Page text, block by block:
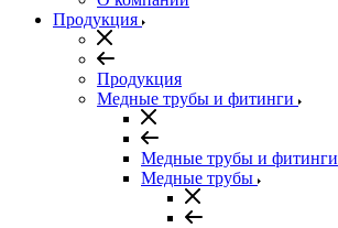
Продукция
Продукция
Медные трубы и фитинги
Медные трубы и фитинги
Медные трубы